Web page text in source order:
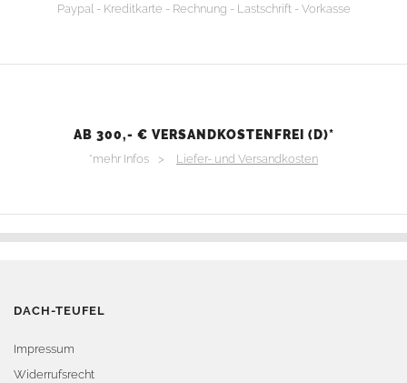
Paypal - Kreditkarte - Rechnung - Lastschrift - Vorkasse
AB 300,- € VERSANDKOSTENFREI (D)*
*mehr Infos > Liefer- und Versandkosten
DACH-TEUFEL
Impressum
Widerrufsrecht